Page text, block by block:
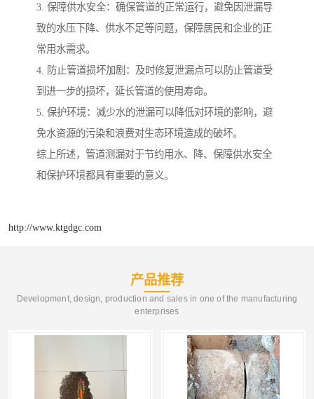
3. 保障供水安全：确保管道的正常运行，避免因泄漏导
致的水压下降、供水不足等问题，保障居民和企业的正
常用水需求。
4. 防止管道损坏加剧：及时修复泄漏点可以防止管道受
到进一步的损坏，延长管道的使用寿命。
5. 保护环境：减少水的泄漏可以降低对环境的影响，避
免水资源的污染和浪费对生态环境造成的破坏。
综上所述，管道测漏对于节约用水、降、保障供水安全
和保护环境都具有重要的意义。
http://www.ktgdgc.com
产品推荐
Development, design, production and sales in one of the manufacturing
enterprises